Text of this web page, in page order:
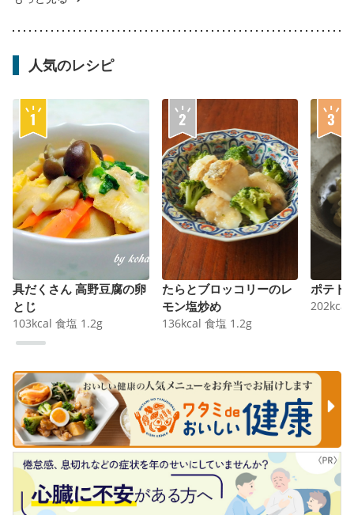
人気のレシピ
具だくさん 高野豆腐の卵
とじ
103kcal 食塩 1.2g
たらとブロッコリーのレ
モン塩炒め
136kcal 食塩 1.2g
ポテト
202kcal